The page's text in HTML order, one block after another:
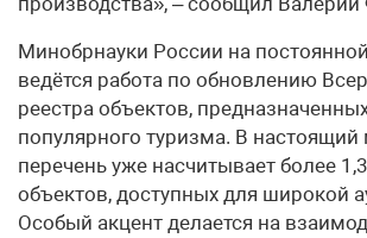
Минобрнауки России на
ведётся работа по обновлению
реестра объектов,
популярного туризма. В
перечень уже насчитывает более
объектов, доступных для широкой
Особый акцент делается на